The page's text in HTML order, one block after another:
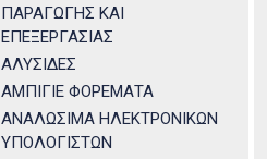
ΠΑΡΑΓΩΓΗΣ ΚΑΙ
ΕΠΕΞΕΡΓΑΣΙΑΣ
ΑΛΥΣΙΔΕΣ
ΑΜΠΙΓΙΕ ΦΟΡΕΜΑΤΑ
ΑΝΑΛΩΣΙΜΑ ΗΛΕΚΤΡΟΝΙΚΩΝ
ΥΠΟΛΟΓΙΣΤΩΝ